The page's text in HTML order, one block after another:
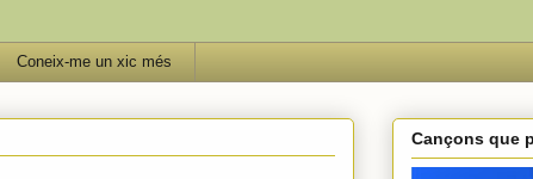
Coneix-me un xic més
Cançons que